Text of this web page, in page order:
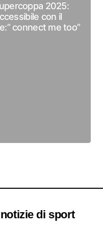
2025:
con il
connect me too”